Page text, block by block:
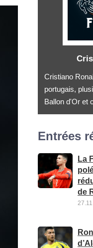
Cristiano
portugais,
Ballon d'Or et
Entrées
La
de